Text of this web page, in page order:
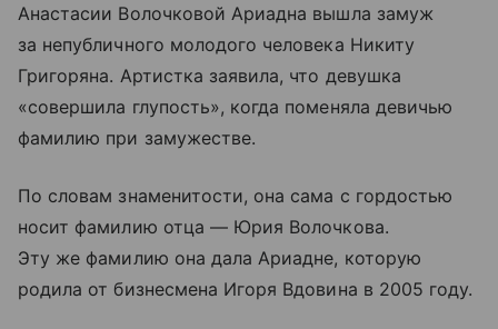
Анастасии Волочковой Ариадна вышла замуж
за непубличного молодого человека Никиту
Григоряна. Артистка заявила, что девушка
«совершила глупость», когда поменяла девичью
фамилию при замужестве.
По словам знаменитости, она сама с гордостью
носит фамилию отца — Юрия Волочкова.
Эту же фамилию она дала Ариадне, которую
родила от бизнесмена Игоря Вдовина в 2005 году.